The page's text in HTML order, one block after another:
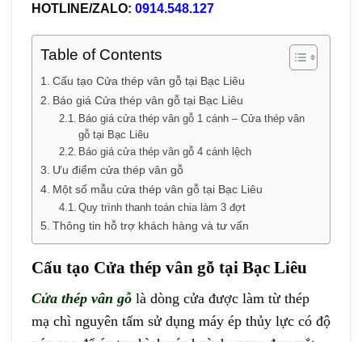
HOTLINE/ZALO: 0914.548.127
Table of Contents
Cấu tạo Cửa thép vân gỗ tại Bạc Liêu
Báo giá Cửa thép vân gỗ tại Bạc Liêu
Báo giá cửa thép vân gỗ 1 cánh – Cửa thép vân
gỗ tại Bạc Liêu
Báo giá cửa thép vân gỗ 4 cánh lệch
Ưu điểm cửa thép vân gỗ
Một số mẫu cửa thép vân gỗ tại Bạc Liêu
Quy trình thanh toán chia làm 3 đợt
Thông tin hỗ trợ khách hàng và tư vấn
Cấu tạo Cửa thép vân gỗ tại Bạc Liêu
Cửa thép vân gỗ là dòng cửa được làm từ thép
mạ chì nguyên tấm sử dụng máy ép thủy lực có độ